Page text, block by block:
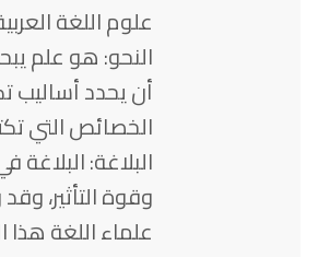
علوم اللغة
النحو: هو علم
أن يحدد أساليب
الخصائص التي
البلاغة:
وقوة التأثير،
علماء اللغة هذا